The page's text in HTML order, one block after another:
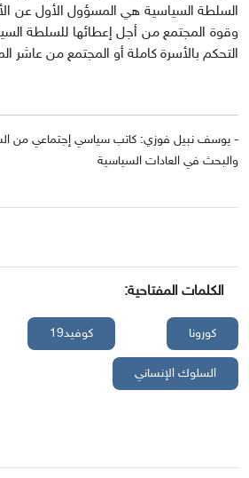
السلطة السياسية هي المسؤول الأول عن
وقوة المجتمع من أجل إعطائها للسلطة
التحكم بالأسرة كاملة أو المجتمع من عاشر
- يوسف نبيل فوزي: كاتب سياسي إجتماعي من
والبحث في العادات السياسية
الكلمات المفتاحية:
كورونا كوفيد19
السلوك الإنساني